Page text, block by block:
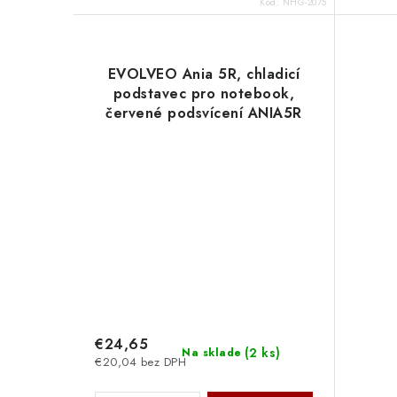
EVOLVEO Ania 5R, chladicí
podstavec pro notebook,
červené podsvícení ANIA5R
Na sklade (2 ks)
€20,04 bez DPH
€24,65